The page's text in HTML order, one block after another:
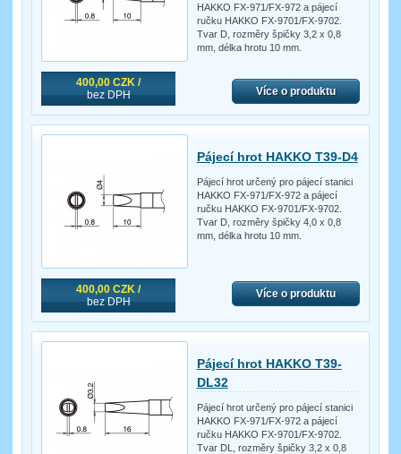
400,00 CZK /
bez DPH
HAKKO FX-971/FX-972 a pájecí
ručku HAKKO FX-9701/FX-9702.
Tvar D, rozměry špičky 3,2 x 0,8
mm, délka hrotu 10 mm.
Více o produktu
400,00 CZK /
bez DPH
Pájecí hrot HAKKO T39-D4
Pájecí hrot určený pro pájecí stanici
HAKKO FX-971/FX-972 a pájecí
ručku HAKKO FX-9701/FX-9702.
Tvar D, rozměry špičky 4,0 x 0,8
mm, délka hrotu 10 mm.
Více o produktu
Pájecí hrot HAKKO T39-
DL32
Pájecí hrot určený pro pájecí stanici
HAKKO FX-971/FX-972 a pájecí
ručku HAKKO FX-9701/FX-9702.
Tvar DL, rozměry špičky 3,2 x 0,8